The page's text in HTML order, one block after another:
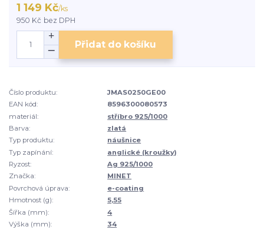
1 149 Kč/ks
950 Kč bez DPH
Přidat do košíku
Číslo produktu:
JMAS0250GE00
EAN kód:
8596300080573
materiál:
stříbro 925/1000
Barva:
zlatá
Typ produktu:
náušnice
Typ zapínání:
anglické (kroužky)
Ryzost:
Ag 925/1000
Značka:
MINET
Povrchová úprava:
e-coating
Hmotnost (g):
5,55
Šířka (mm):
4
Výška (mm):
34